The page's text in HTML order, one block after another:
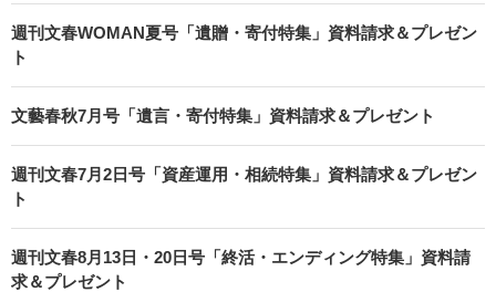
週刊文春WOMAN夏号「遺贈・寄付特集」資料請求＆プレゼン
ト
文藝春秋7月号「遺言・寄付特集」資料請求＆プレゼント
週刊文春7月2日号「資産運用・相続特集」資料請求＆プレゼン
ト
週刊文春8月13日・20日号「終活・エンディング特集」資料請
求＆プレゼント